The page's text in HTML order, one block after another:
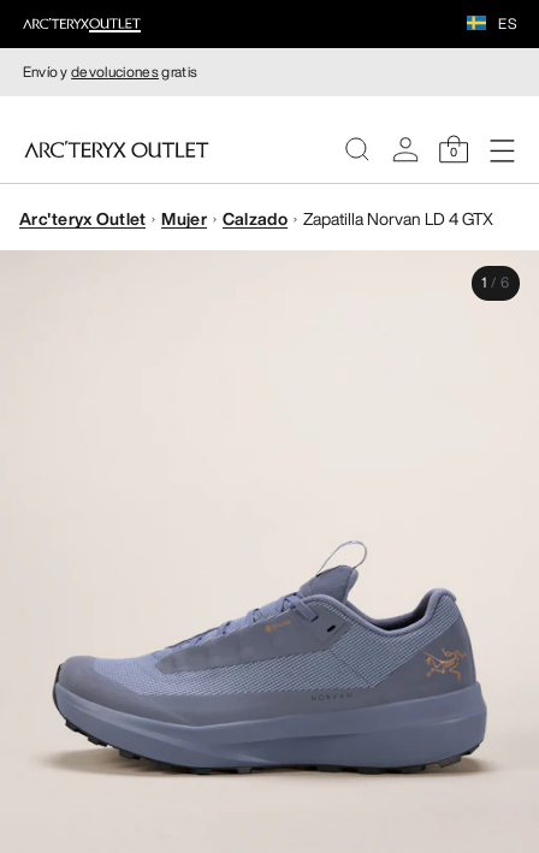
ES
Envío ydevolucionesgratis
0
MUJERE
Arc'teryx Outlet Mujer Calzado Zapatilla Norvan LD 4 GTX
1 / 6